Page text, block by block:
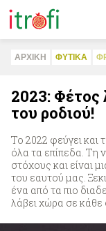
ΑΡΧΙΚΗ ΦΥΤΙΚA
2023: Φέτος
του ροδιού!
Το 2022 φεύγει και
όλα τα επίπεδα. Τη
στόχους και είναι
του εαυτού μας.
ένα από τα πιο
λάβει χώρα σε κάθε